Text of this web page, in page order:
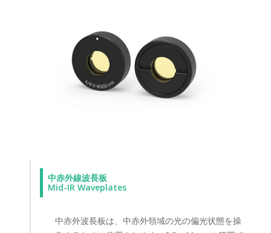
中赤外線波長板
Mid-IR Waveplates
中赤外波長板は、中赤外領域の光の偏光状態を操